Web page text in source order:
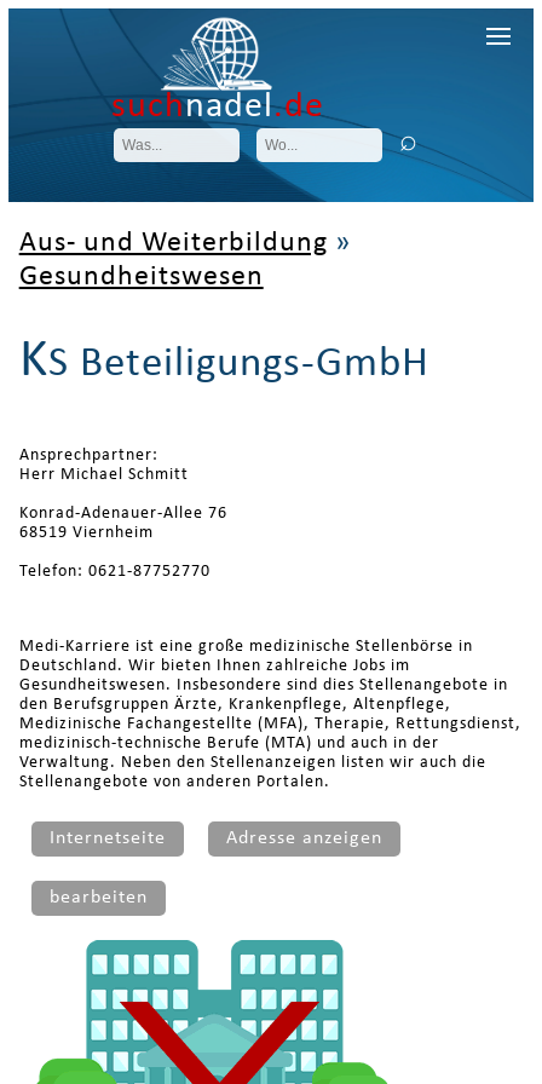
suchnadel.de
Aus- und Weiterbildung »
Gesundheitswesen
KS Beteiligungs-GmbH
Ansprechpartner:
Herr Michael Schmitt
Konrad-Adenauer-Allee 76
68519 Viernheim
Telefon: 0621-87752770
Medi-Karriere ist eine große medizinische Stellenbörse in
Deutschland. Wir bieten Ihnen zahlreiche Jobs im
Gesundheitswesen. Insbesondere sind dies Stellenangebote in
den Berufsgruppen Ärzte, Krankenpflege, Altenpflege,
Medizinische Fachangestellte (MFA), Therapie, Rettungsdienst,
medizinisch-technische Berufe (MTA) und auch in der
Verwaltung. Neben den Stellenanzeigen listen wir auch die
Stellenangebote von anderen Portalen.
Internetseite Adresse anzeigen
bearbeiten